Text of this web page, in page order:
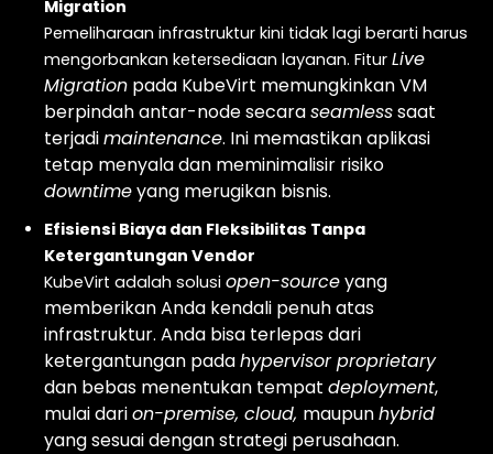
Migration
Pemeliharaan infrastruktur kini tidak lagi berarti harus
mengorbankan ketersediaan layanan. Fitur Live
Migration pada KubeVirt memungkinkan VM
berpindah antar-node secaraseamlesssaat
terjadimaintenance. Ini memastikan aplikasi
tetap menyala dan meminimalisir risiko
downtimeyang merugikan bisnis.
Efisiensi Biaya dan Fleksibilitas Tanpa
Ketergantungan Vendor
KubeVirt adalah solusi open-sourceyang
memberikan Anda kendali penuh atas
infrastruktur. Anda bisa terlepas dari
ketergantungan padahypervisor proprietary
dan bebas menentukan tempat deployment,
mulai darion-premise, cloud, maupunhybrid
yang sesuai dengan strategi perusahaan.